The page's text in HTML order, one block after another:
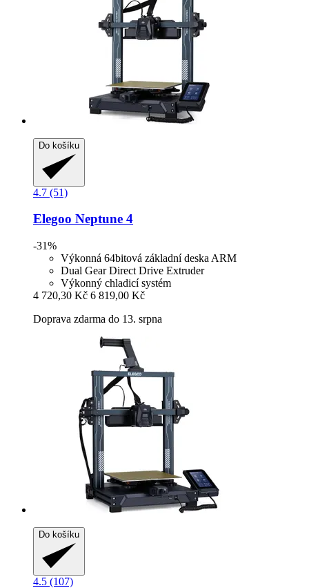
Do košíku
4.7 (51)
Elegoo Neptune 4
-31%
Výkonná 64bitová základní deska ARM
Dual Gear Direct Drive Extruder
Výkonný chladicí systém
4 720,30 Kč 6 819,00 Kč
Doprava zdarma do 13. srpna
Do košíku
4.5 (107)